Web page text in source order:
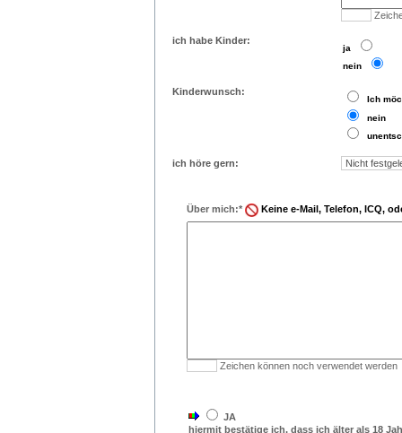
ich habe Kinder:
ja
nein..
Kinderwunsch:
Ich
nein
ich höre gern:
Über mich:* Keine e-Mail, Telefon, ICQ,
Zeichen können noch verwendet werden
JA
hiermit bestätige ich, dass ich älter als 18